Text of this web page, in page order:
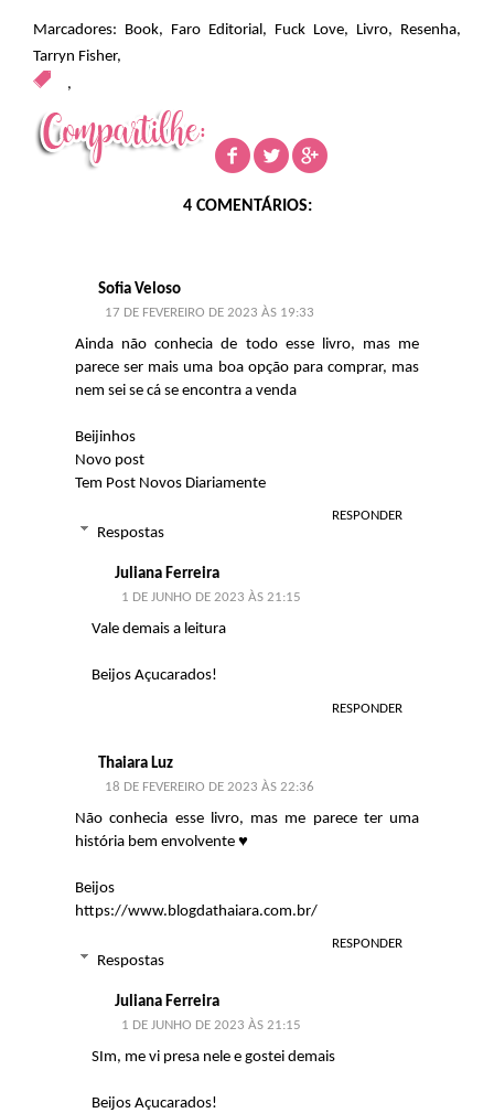
Marcadores: Book, Faro Editorial, Fuck Love, Livro, Resenha,
Tarryn Fisher,
,
4 COMENTÁRIOS:
Sofia Veloso
17 DE FEVEREIRO DE 2023 ÀS 19:33
Ainda não conhecia de todo esse livro, mas me
parece ser mais uma boa opção para comprar, mas
nem sei se cá se encontra a venda
Beijinhos
Novo post
Tem Post Novos Diariamente
RESPONDER
Respostas
Juliana Ferreira
1 DE JUNHO DE 2023 ÀS 21:15
Vale demais a leitura
Beijos Açucarados!
RESPONDER
Thaiara Luz
18 DE FEVEREIRO DE 2023 ÀS 22:36
Não conhecia esse livro, mas me parece ter uma
história bem envolvente ♥️
Beijos
https://www.blogdathaiara.com.br/
RESPONDER
Respostas
Juliana Ferreira
1 DE JUNHO DE 2023 ÀS 21:15
SIm, me vi presa nele e gostei demais
Beijos Açucarados!